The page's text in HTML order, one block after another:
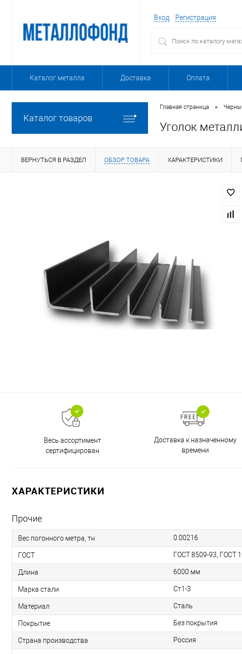
Вход Регистрация
Каталог металла Доставка Оплата
Каталог товаров
Главная страница •
Уголок
ВЕРНУТЬСЯ В РАЗДЕЛ ОБЗОР ТОВАРА ХАРАКТЕРИСТИКИ
Весь ассортимент
сертифицирован
Доставка к назначенному
времени
ХАРАКТЕРИСТИКИ
Прочие
Вес погонного метра, тн 0.00216
ГОСТ ГОСТ 8509-93, ГОСТ
Длина 6000 мм
Марка стали Ст1-3
Материал Сталь
Покрытие Без покрытия
Страна производства Россия